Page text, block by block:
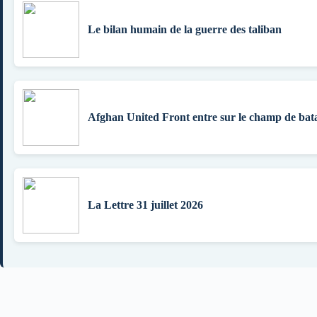
Le bilan humain de la guerre des taliban
Afghan United Front entre sur le champ de
La Lettre 31 juillet 2026